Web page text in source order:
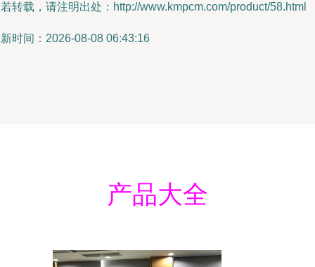
转载，请注明出处：http://www.kmpcm.com/product/58.html
时间：2026-08-08 06:43:16
产品大全